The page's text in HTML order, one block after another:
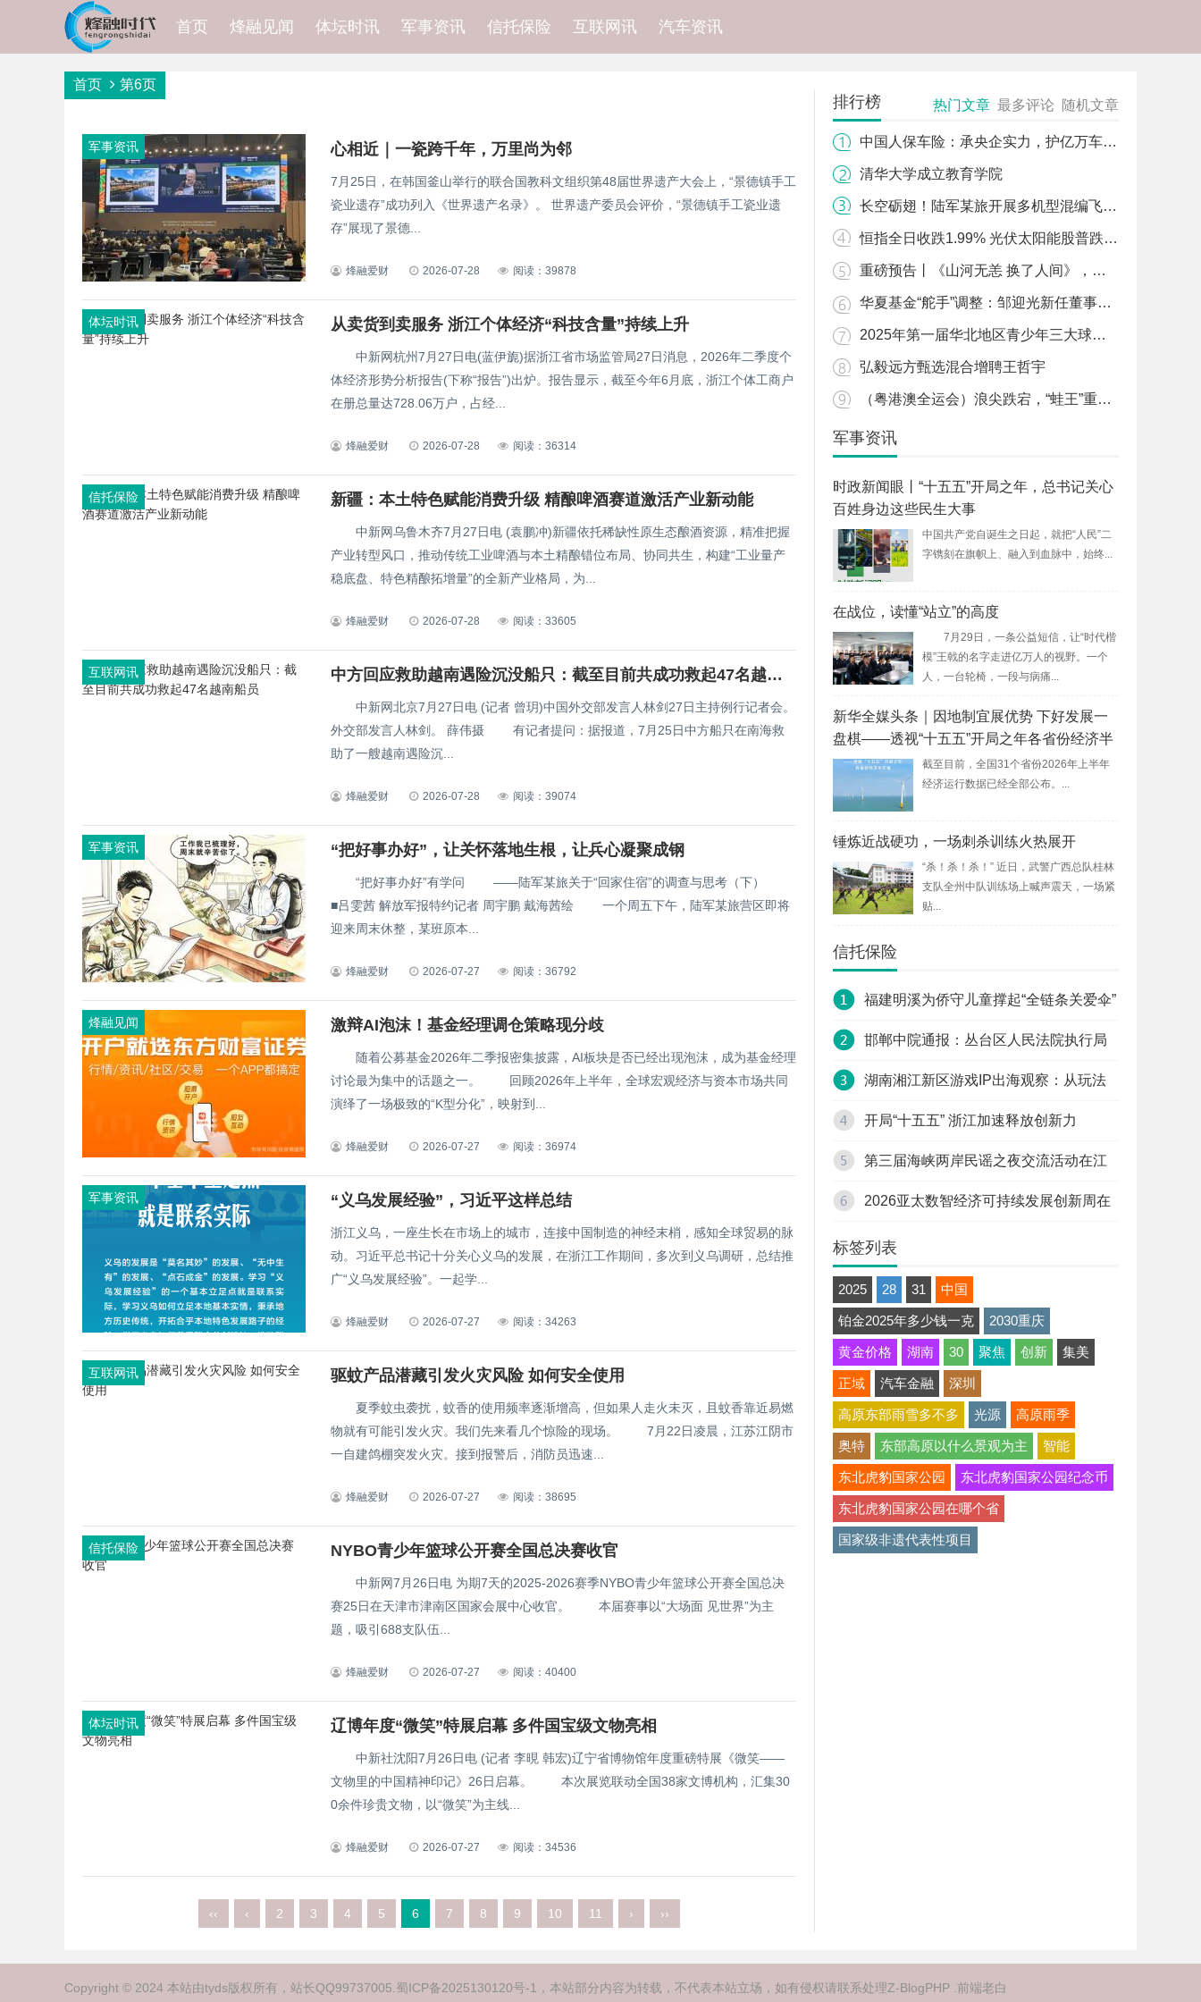
首页 烽融见闻 体坛时讯 军事资讯 信托保险 互联网讯 汽车资讯
首页 第6页
军事资讯 心相近｜一瓷跨千年，万里尚为邻
7月25日，在韩国釜山举行的联合国教科文组织第48届世界遗产大会上，“景德镇手工
瓷业遗存”成功列入《世界遗产名录》。 世界遗产委员会评价，“景德镇手工瓷业遗
存”展现了景德...
烽融爱财 2026-07-28 阅读：39878
体坛时讯 从卖货到卖服务 浙江个体经济“科技含量”持续上升
中新网杭州7月27日电(蓝伊旎)据浙江省市场监管局27日消息，2026年二季度个
体经济形势分析报告(下称“报告”)出炉。报告显示，截至今年6月底，浙江个体工商户
在册总量达728.06万户，占经...
烽融爱财 2026-07-28 阅读：36314
信托保险 新疆：本土特色赋能消费升级 精酿啤酒赛道激活产业新动能
中新网乌鲁木齐7月27日电 (袁鹏冲)新疆依托稀缺性原生态酿酒资源，精准把握
产业转型风口，推动传统工业啤酒与本土精酿错位布局、协同共生，构建“工业量产
稳底盘、特色精酿拓增量”的全新产业格局，为...
烽融爱财 2026-07-28 阅读：33605
互联网讯 中方回应救助越南遇险沉没船只：截至目前共成功救起47名越南船员
中新网北京7月27日电 (记者 曾玥)中国外交部发言人林剑27日主持例行记者会。
外交部发言人林剑。 薛伟摄 有记者提问：据报道，7月25日中方船只在南海救
助了一艘越南遇险沉...
烽融爱财 2026-07-28 阅读：39074
军事资讯 “把好事办好”，让关怀落地生根，让兵心凝聚成钢
“把好事办好”有学问 ——陆军某旅关于“回家住宿”的调查与思考（下）
■吕雯茜 解放军报特约记者 周宇鹏 戴海茜绘 一个周五下午，陆军某旅营区即将
迎来周末休整，某班原本...
烽融爱财 2026-07-27 阅读：36792
烽融见闻 激辩AI泡沫！基金经理调仓策略现分歧
随着公募基金2026年二季报密集披露，AI板块是否已经出现泡沫，成为基金经理
讨论最为集中的话题之一。 回顾2026年上半年，全球宏观经济与资本市场共同
演绎了一场极致的“K型分化”，映射到...
烽融爱财 2026-07-27 阅读：36974
军事资讯 “义乌发展经验”，习近平这样总结
浙江义乌，一座生长在市场上的城市，连接中国制造的神经末梢，感知全球贸易的脉
动。习近平总书记十分关心义乌的发展，在浙江工作期间，多次到义乌调研，总结推
广“义乌发展经验”。一起学...
烽融爱财 2026-07-27 阅读：34263
互联网讯 驱蚊产品潜藏引发火灾风险 如何安全使用
夏季蚊虫袭扰，蚊香的使用频率逐渐增高，但如果人走火未灭，且蚊香靠近易燃
物就有可能引发火灾。我们先来看几个惊险的现场。 7月22日凌晨，江苏江阴市
一自建鸽棚突发火灾。接到报警后，消防员迅速...
烽融爱财 2026-07-27 阅读：38695
信托保险 NYBO青少年篮球公开赛全国总决赛收官
中新网7月26日电 为期7天的2025-2026赛季NYBO青少年篮球公开赛全国总决
赛25日在天津市津南区国家会展中心收官。 本届赛事以“大场面 见世界”为主
题，吸引688支队伍...
烽融爱财 2026-07-27 阅读：40400
体坛时讯 辽博年度“微笑”特展启幕 多件国宝级文物亮相
中新社沈阳7月26日电 (记者 李晛 韩宏)辽宁省博物馆年度重磅特展《微笑——
文物里的中国精神印记》26日启幕。 本次展览联动全国38家文博机构，汇集30
0余件珍贵文物，以“微笑”为主线...
烽融爱财 2026-07-27 阅读：34536
‹‹ ‹ 2 3 4 5 6 7 8 9 10 11 › ››
排行榜 热门文章 最多评论 随机文章
中国人保车险：承央企实力，护亿万车主平安驰骋！
清华大学成立教育学院
长空砺翅！陆军某旅开展多机型混编飞行训练
恒指全日收跌1.99% 光伏太阳能股普跌 协鑫新能源(00451)挫5.62%
重磅预告丨《山河无恙 换了人间》，记者带您同一视角寻访抗战老照片拍摄地！
华夏基金“舵手”调整：邹迎光新任董事长，李一梅任副董事长
2025年第一届华北地区青少年三大球联赛（足球）顺利闭幕2025年第一届华北地区青少年三大球联赛（足球）顺利闭幕
弘毅远方甄选混合增聘王哲宇
（粤港澳全运会）浪尖跌宕，“蛙王”重生（粤港澳全运会）浪尖跌宕，“蛙王”重生
军事资讯
时政新闻眼丨“十五五”开局之年，总书记关心
百姓身边这些民生大事
中国共产党自诞生之日起，就把“人民”二
字镌刻在旗帜上、融入到血脉中，始终...
在战位，读懂“站立”的高度
7月29日，一条公益短信，让“时代楷
模”王戟的名字走进亿万人的视野。一个
人，一台轮椅，一段与病痛...
新华全媒头条｜因地制宜展优势 下好发展一
盘棋——透视“十五五”开局之年各省份经济半
年报
截至目前，全国31个省份2026年上半年
经济运行数据已经全部公布。...
锤炼近战硬功，一场刺杀训练火热展开
“杀！杀！杀！” 近日，武警广西总队桂林
支队全州中队训练场上喊声震天，一场紧
贴...
信托保险
福建明溪为侨守儿童撑起“全链条关爱伞”
邯郸中院通报：丛台区人民法院执行局
局长郭红波被停职
湖南湘江新区游戏IP出海观察：从玩法
载体到文化表达
开局“十五五” 浙江加速释放创新力
第三届海峡两岸民谣之夜交流活动在江
门举办2026亚太数智经济可持续发展创新周在
深圳开幕
标签列表
2025 28 31 中国
铂金2025年多少钱一克 2030重庆
黄金价格 湖南 30 聚焦 创新 集美
正域 汽车金融 深圳
高原东部雨雪多不多 光源 高原雨季
奥特 东部高原以什么景观为主 智能
东北虎豹国家公园 东北虎豹国家公园纪念币
东北虎豹国家公园在哪个省
国家级非遗代表性项目
Copyright © 2024 本站由tyds版权所有，站长QQ99737005. 蜀ICP备2025130120号-1 ，本站部分内容为转载，不代表本站立场，如有侵权请联系处理Z-BlogPHP 前端老白